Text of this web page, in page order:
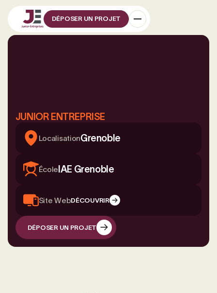
DÉPOSER UN PROJET
JUNIOR ENTREPRISE
LocalisationGrenoble
École IAE Grenoble
Site WebDÉCOUVRIR
DÉPOSER UN PROJET